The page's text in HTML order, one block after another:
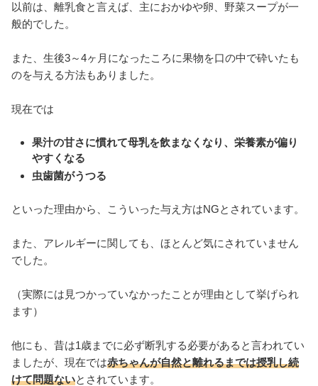
以前は、離乳食と言えば、主におかゆや卵、野菜スープが一
般的でした。
また、生後3～4ヶ月になったころに果物を口の中で砕いたも
のを与える方法もありました。
現在では
果汁の甘さに慣れて母乳を飲まなくなり、栄養素が偏り
やすくなる
虫歯菌がうつる
といった理由から、こういった与え方はNGとされています。
また、アレルギーに関しても、ほとんど気にされていません
でした。
（実際には見つかっていなかったことが理由として挙げられ
ます）
他にも、昔は1歳までに必ず断乳する必要があると言われてい
ましたが、現在では赤ちゃんが自然と離れるまでは授乳し続
けて問題ないとされています。